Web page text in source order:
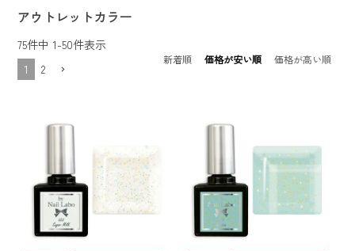
アウトレットカラー
新着順 価格が安い順 価格が高い順
75件中 1-50件表示
1
2